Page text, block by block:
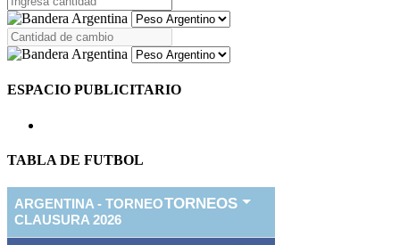
ESPACIO PUBLICITARIO
TABLA DE FUTBOL